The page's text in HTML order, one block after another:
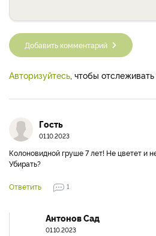
Добавить комментарий
Авторизуйтесь, чтобы
Гость
01.10.2023
Колоновидной груше 7 лет! Не цветет и
Убирать?
Ответить 1
Антонов Сад
01.10.2023